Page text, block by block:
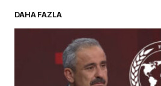
Daha sonraki yorumlarımda
adım, e-posta adresim ve
tarayıcıya kaydedilsin.
DAHA FAZLA